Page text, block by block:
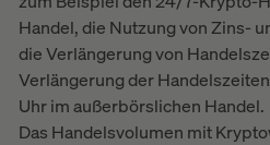
Handel, die Nutzung von Zins-
die Verlängerung von
Verlängerung der
Uhr im außerbörslichen Handel.
Das Handelsvolumen mit